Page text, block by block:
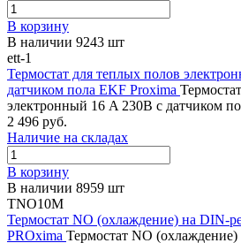
В корзину
В наличии 9243 шт
ett-1
Термостат для теплых полов
датчиком пола EKF Proxima
электронный 16 A 230В с датчиком
2 496 руб.
Наличие на складах
В корзину
В наличии 8959 шт
TNO10M
Термостат NO (охлаждение) на DIN-
PROxima Термостат NO